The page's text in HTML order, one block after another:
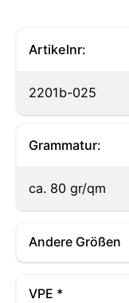
Artikelnr:
2201b-025
Grammatur:
ca. 80 gr/qm
Andere Größen
VPE *